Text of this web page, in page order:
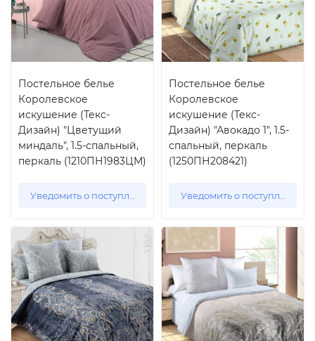
Постельное белье
Королевское
искушение (Текс-
Дизайн) "Цветущий
миндаль", 1.5-спальный,
перкаль (1210ПН1983ЦМ)
Уведомить о поступлении
Постельное белье
Королевское
искушение (Текс-
Дизайн) "Авокадо 1", 1.5-
спальный, перкаль
(1250ПН208421)
Уведомить о поступлении